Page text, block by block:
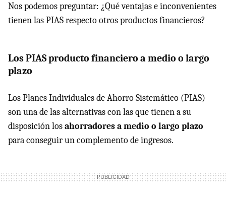
Nos podemos preguntar: ¿Qué ventajas e inconvenientes
tienen las PIAS respecto otros productos financieros?
Los PIAS producto financiero a medio o largo
plazo
Los Planes Individuales de Ahorro Sistemático (PIAS)
son una de las alternativas con las que tienen a su
disposición losahorradores a medio o largo plazo
para conseguir un complemento de ingresos.